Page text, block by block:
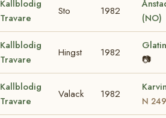
Kallblodig
Travare
Sto 1982
(NO)
Kallblodig
Travare
Hingst 1982
📷
Kallblodig
Travare
Valack 1982
N